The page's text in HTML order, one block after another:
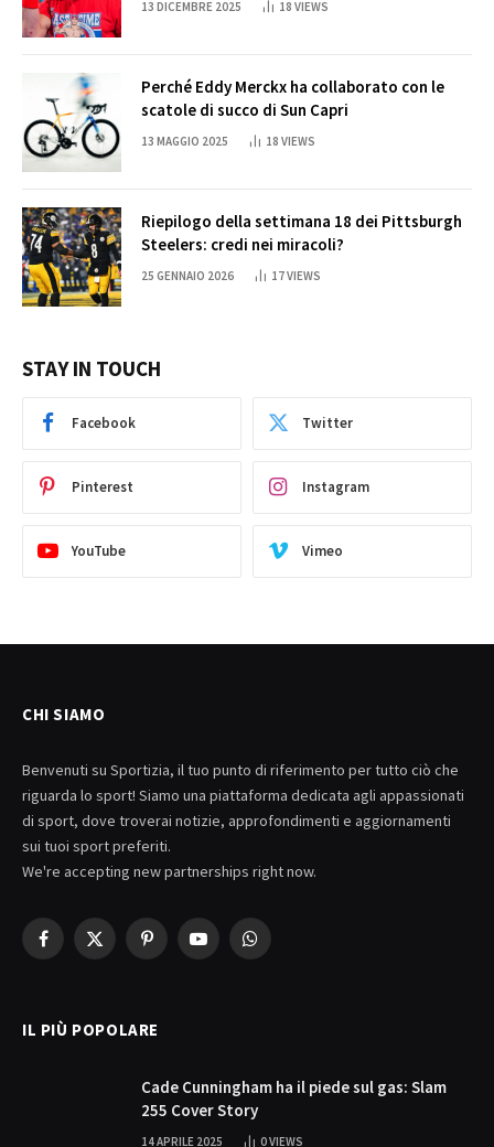
13 DICEMBRE 2025 18 VIEWS
Perché Eddy Merckx ha collaborato con le
scatole di succo di Sun Capri
13 MAGGIO 2025 18 VIEWS
Riepilogo della settimana 18 dei Pittsburgh
Steelers: credi nei miracoli?
25 GENNAIO 2026 17VIEWS
STAY IN TOUCH
Facebook Twitter
Pinterest Instagram
YouTube Vimeo
CHI SIAMO
Benvenuti su Sportizia, il tuo punto di riferimento per tutto ciò che
riguarda lo sport! Siamo una piattaforma dedicata agli appassionati
di sport, dove troverai notizie, approfondimenti e aggiornamenti
sui tuoi sport preferiti.
We're accepting new partnerships right now.
Facebook
X
PinterestYouTubeWhatsApp
IL PIÙ POPOLARE
Cade Cunningham ha il piede sul gas: Slam
255 Cover Story
14 APRILE 2025 0VIEWS